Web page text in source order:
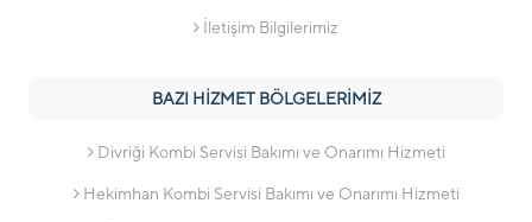
İletişim Bilgilerimiz
BAZI HİZMET BÖLGELERİMİZ
Divriği Kombi Servisi Bakımı ve Onarımı Hizmeti
Hekimhan Kombi Servisi Bakımı ve Onarımı Hizmeti